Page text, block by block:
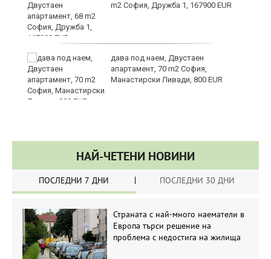
m2 София, Дружба 1, 167900 EUR
дава под наем, Двустаен
апартамент, 70 m2 София,
Манастирски Ливади, 800 EUR
НАЙ-ЧЕТЕНИ НОВИНИ
ПОСЛЕДНИ 7 ДНИ ПОСЛЕДНИ 30 ДНИ
Страната с най-много наематели в
Европа търси решение на
проблема с недостига на жилища